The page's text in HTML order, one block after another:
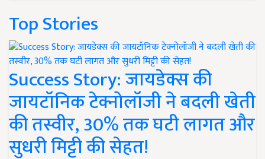
Top Stories
Success Story: जायडेक्स की
जायटॉनिक टेक्नोलॉजी ने बदली खेती
की तस्वीर, 30% तक घटी लागत और
सुधरी मिट्टी की सेहत!